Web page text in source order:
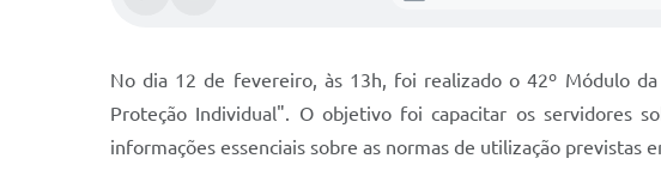
No dia 12 de fevereiro, às 13h, foi realizado o 42º Módulo
Proteção Individual". O objetivo foi capacitar os servidores
informações essenciais sobre as normas de utilização previstas